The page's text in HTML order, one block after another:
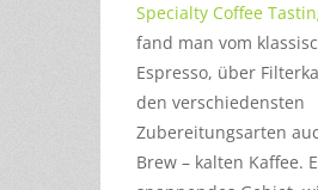
Specialty Coffee
fand man vom
Espresso, über
den verschiedensten
Zubereitungsarten
Brew – kalten Kaffee.